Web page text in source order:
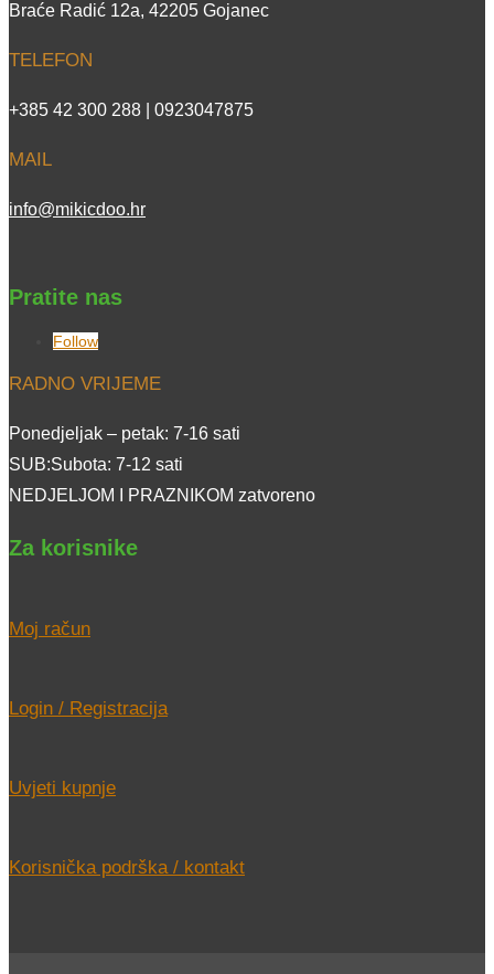
Braće Radić 12a, 42205 Gojanec
TELEFON
+385 42 300 288 | 0923047875
MAIL
info@mikicdoo.hr
Pratite nas
Follow
RADNO VRIJEME
Ponedjeljak – petak: 7-16 sati
SUB:Subota: 7-12 sati
NEDJELJOM I PRAZNIKOM zatvoreno
Za korisnike
Moj račun
Login / Registracija
Uvjeti kupnje
Korisnička podrška / kontakt